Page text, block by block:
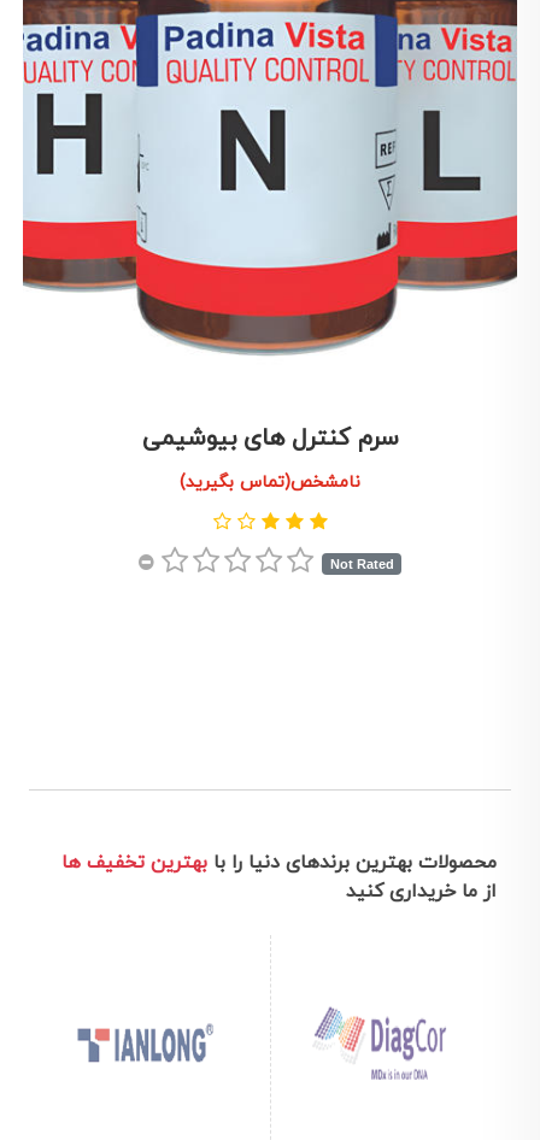
سرم کنترل های بیوشیمی
نامشخص(تماس بگیرید)
Not Rated
محصولات بهترین برندهای دنیا را با بهترین تخفیف ها
از ما خریداری کنید